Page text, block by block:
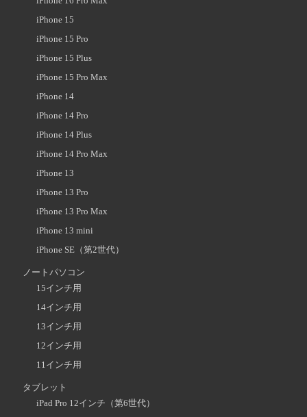
iPhone 15
iPhone 15 Pro
iPhone 15 Plus
iPhone 15 Pro Max
iPhone 14
iPhone 14 Pro
iPhone 14 Plus
iPhone 14 Pro Max
iPhone 13
iPhone 13 Pro
iPhone 13 Pro Max
iPhone 13 mini
iPhone SE（第2世代）
ノートパソコン
15インチ用
14インチ用
13インチ用
12インチ用
11インチ用
タブレット
iPad Pro 12インチ（第6世代）